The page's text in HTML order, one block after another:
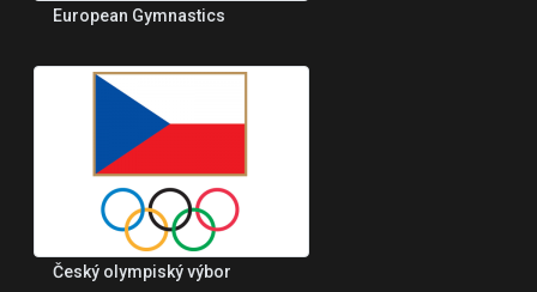
European Gymnastics
Český olympiský výbor